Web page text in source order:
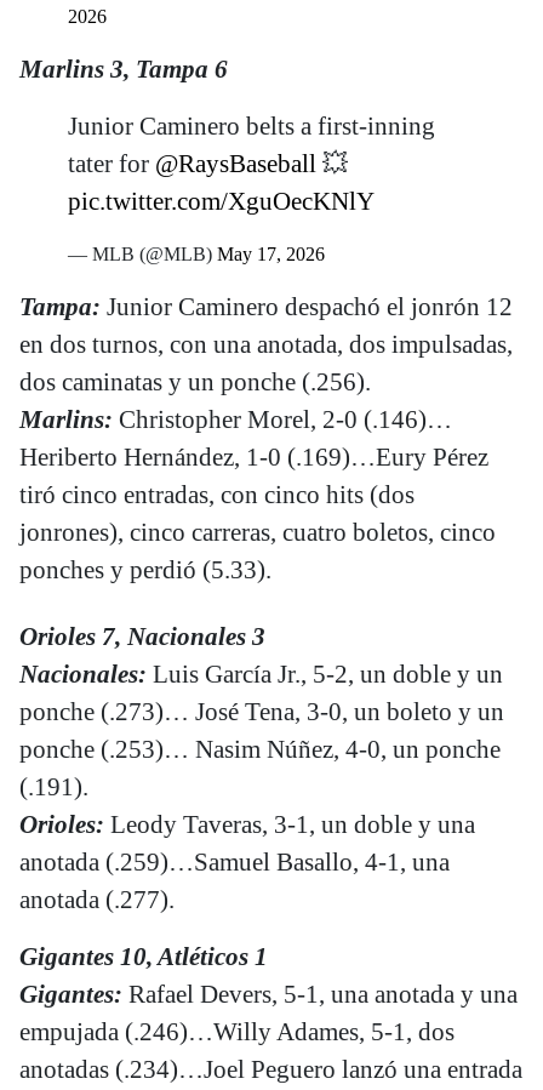
2026
Marlins 3, Tampa 6
Junior Caminero belts a first-inning
tater for @RaysBaseball 💥
pic.twitter.com/XguOecKNlY
— MLB (@MLB) May 17, 2026
Tampa: Junior Caminero despachó el jonrón 12
en dos turnos, con una anotada, dos impulsadas,
dos caminatas y un ponche (.256).
Marlins: Christopher Morel, 2-0 (.146)…
Heriberto Hernández, 1-0 (.169)…Eury Pérez
tiró cinco entradas, con cinco hits (dos
jonrones), cinco carreras, cuatro boletos, cinco
ponches y perdió (5.33).
Orioles 7, Nacionales 3
Nacionales: Luis García Jr., 5-2, un doble y un
ponche (.273)… José Tena, 3-0, un boleto y un
ponche (.253)… Nasim Núñez, 4-0, un ponche
(.191).
Orioles: Leody Taveras, 3-1, un doble y una
anotada (.259)…Samuel Basallo, 4-1, una
anotada (.277).
Gigantes 10, Atléticos 1
Gigantes: Rafael Devers, 5-1, una anotada y una
empujada (.246)…Willy Adames, 5-1, dos
anotadas (.234)…Joel Peguero lanzó una entrada